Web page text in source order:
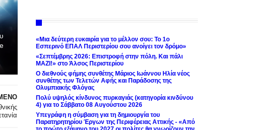
«Μια δεύτερη ευκαιρία για το μέλλον σου: Το 1ο
Εσπερινό ΕΠΑΛ Περιστερίου σου ανοίγει τον δρόμο»
«Σεπτέμβρης 2026: Επιστροφή στην πόλη. Και πάλι
ΜΑΖΙ!» στο Άλσος Περιστερίου
Ο διεθνούς φήμης συνθέτης Μάριος Ιωάννου Ηλία νέος
συνθέτης των Τελετών Αφής και Παράδοσης της
Ολυμπιακής Φλόγας
Πολύ υψηλός κίνδυνος πυρκαγιάς (κατηγορία κινδύνου
4) για το Σάββατο 08 Αυγούστου 2026
Υπεγράφη η σύμβαση για τη δημιουργία του
Παρατηρητηρίου Έργων της Περιφέρειας Αττικής - «Από